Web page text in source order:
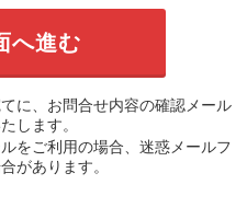
に、お問合せ内容の確認メール
します。
をご利用の場合、迷惑メールフ
があります。